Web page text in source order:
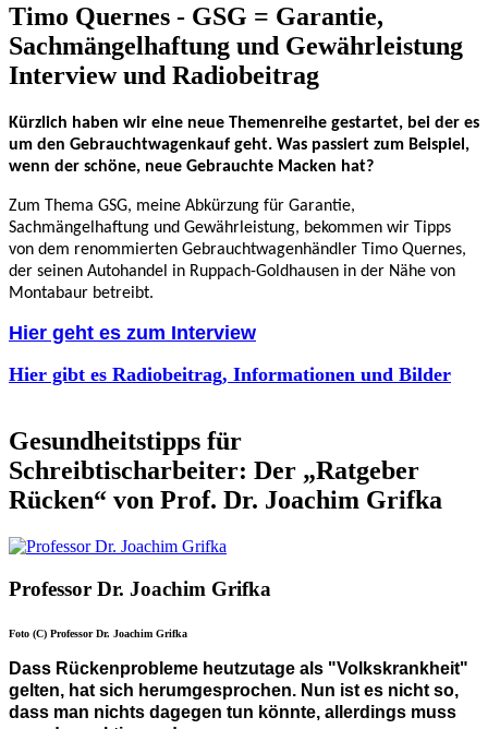
Timo Quernes - GSG = Garantie,
Sachmängelhaftung und Gewährleistung
Interview und Radiobeitrag
Kürzlich haben wir eine neue Themenreihe gestartet, bei der es
um den Gebrauchtwagenkauf geht. Was passiert zum Beispiel,
wenn der schöne, neue Gebrauchte Macken hat?
Zum Thema GSG, meine Abkürzung für Garantie,
Sachmängelhaftung und Gewährleistung, bekommen wir Tipps
von dem renommierten Gebrauchtwagenhändler Timo Quernes,
der seinen Autohandel in Ruppach-Goldhausen in der Nähe von
Montabaur betreibt.
Hier geht es zum Interview
Hier gibt es Radiobeitrag, Informationen und Bilder
Gesundheitstipps für
Schreibtischarbeiter: Der „Ratgeber
Rücken“ von Prof. Dr. Joachim Grifka
Professor Dr. Joachim Grifka
Foto (C) Professor Dr. Joachim Grifka
Dass Rückenprobleme heutzutage als "Volkskrankheit"
gelten, hat sich herumgesprochen. Nun ist es nicht so,
dass man nichts dagegen tun könnte, allerdings muss